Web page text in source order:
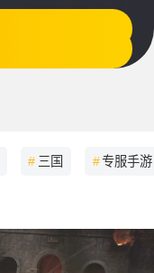
# 三国 #专服手游